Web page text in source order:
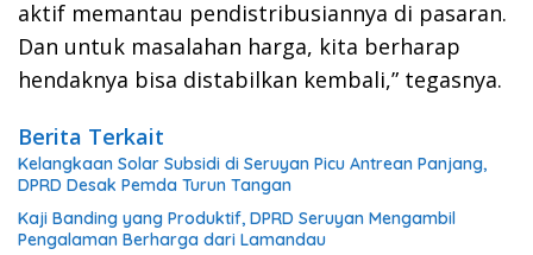
aktif memantau pendistribusiannya di pasaran.
Dan untuk masalahan harga, kita berharap
hendaknya bisa distabilkan kembali,” tegasnya.
Berita Terkait
Kelangkaan Solar Subsidi di Seruyan Picu Antrean Panjang,
DPRD Desak Pemda Turun Tangan
Kaji Banding yang Produktif, DPRD Seruyan Mengambil
Pengalaman Berharga dari Lamandau